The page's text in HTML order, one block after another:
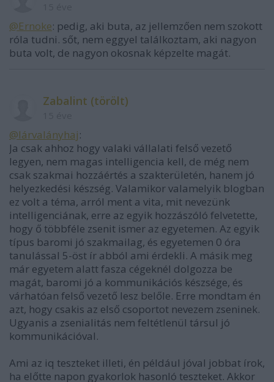
@Ernoke: pedig, aki buta, az jellemzően nem szokott
róla tudni. sőt, nem eggyel találkoztam, aki nagyon
buta volt, de nagyon okosnak képzelte magát.
Zabalint (törölt)
@lárvalányhaj:
Ja csak ahhoz hogy valaki vállalati felső vezető
legyen, nem magas intelligencia kell, de még nem
csak szakmai hozzáértés a szakterületén, hanem jó
helyezkedési készség. Valamikor valamelyik blogban
ez volt a téma, arról ment a vita, mit nevezünk
intelligenciának, erre az egyik hozzászóló felvetette,
hogy ő többféle zsenit ismer az egyetemen. Az egyik
típus baromi jó szakmailag, és egyetemen 0 óra
tanulással 5-öst ír abból ami érdekli. A másik meg
már egyetem alatt fasza cégeknél dolgozza be
magát, baromi jó a kommunikációs készsége, és
várhatóan felső vezető lesz belőle. Erre mondtam én
azt, hogy csakis az első csoportot nevezem zseninek.
Ugyanis a zsenialitás nem feltétlenül társul jó
kommunikációval.
Ami az iq teszteket illeti, én például jóval jobbat írok,
ha előtte napon gyakorlok hasonló teszteket. Akkor